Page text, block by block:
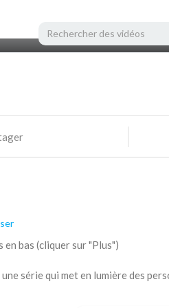
bas (cliquer sur "Plus")
série qui met en lumière des